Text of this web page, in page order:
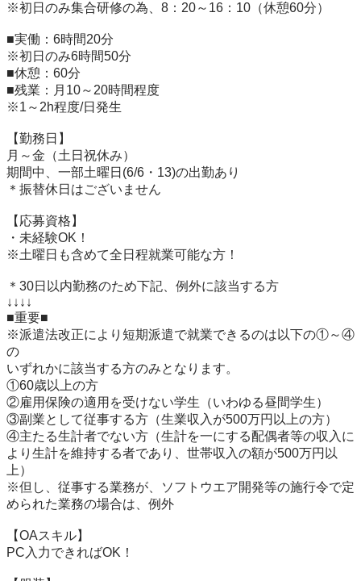
※初日のみ集合研修の為、8：20～16：10（休憩60分）
■実働：6時間20分
※初日のみ6時間50分
■休憩：60分
■残業：月10～20時間程度
※1～2h程度/日発生
【勤務日】
月～金（土日祝休み）
期間中、一部土曜日(6/6・13)の出勤あり
＊振替休日はございません
【応募資格】
・未経験OK！
※土曜日も含めて全日程就業可能な方！
＊30日以内勤務のため下記、例外に該当する方
↓↓↓↓
■重要■
※派遣法改正により短期派遣で就業できるのは以下の①～④
の
いずれかに該当する方のみとなります。
①60歳以上の方
②雇用保険の適用を受けない学生（いわゆる昼間学生）
③副業として従事する方（生業収入が500万円以上の方）
④主たる生計者でない方（生計を一にする配偶者等の収入に
より生計を維持する者であり、世帯収入の額が500万円以
上）
※但し、従事する業務が、ソフトウエア開発等の施行令で定
められた業務の場合は、例外
【OAスキル】
PC入力できればOK！